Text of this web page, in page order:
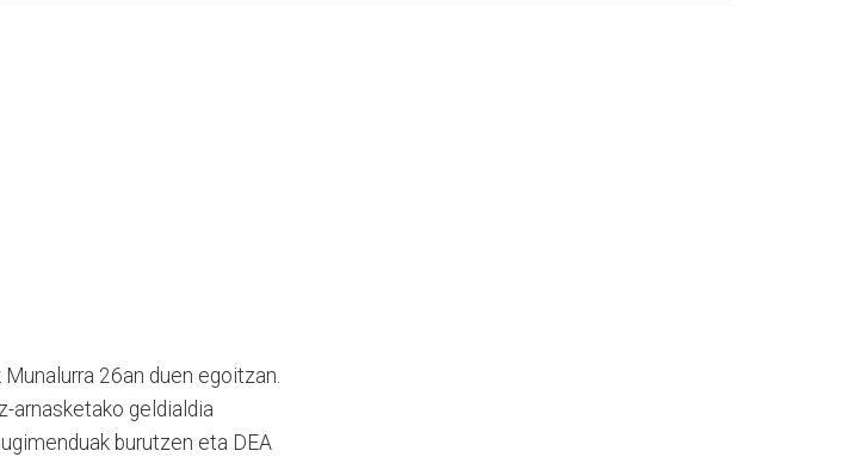
26an duen egoitzan.
arnasketako geldialdia
burutzen eta DEA